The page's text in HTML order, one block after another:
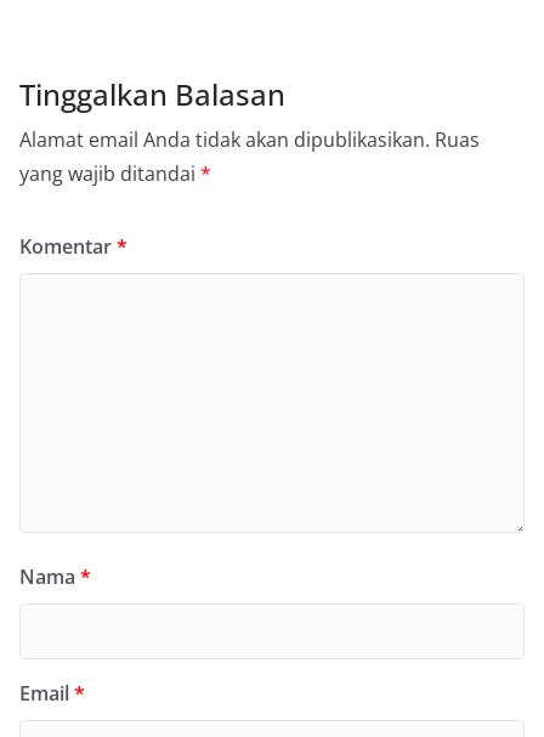
Tinggalkan Balasan
Alamat email Anda tidak akan dipublikasikan. Ruas
yang wajib ditandai *
Komentar*
Nama *
Email*